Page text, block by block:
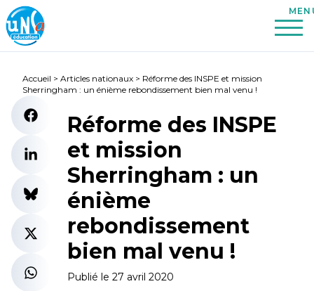
Accueil > Articles nationaux > Réforme des INSPE et mission
Sherringham : un énième rebondissement bien mal venu !
Réforme des INSPE
et mission
Sherringham : un
énième
rebondissement
bien mal venu !
Publié le 27 avril 2020